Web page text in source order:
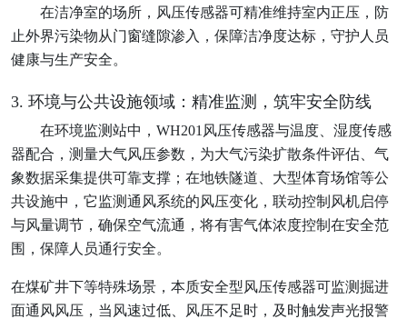
在洁净室的场所，风压传感器可精准维持室内正压，防
止外界污染物从门窗缝隙渗入，保障洁净度达标，守护人员
健康与生产安全。
3. 环境与公共设施领域：精准监测，筑牢安全防线
在环境监测站中，WH201风压传感器与温度、湿度传感
器配合，测量大气风压参数，为大气污染扩散条件评估、气
象数据采集提供可靠支撑；在地铁隧道、大型体育场馆等公
共设施中，它监测通风系统的风压变化，联动控制风机启停
与风量调节，确保空气流通，将有害气体浓度控制在安全范
围，保障人员通行安全。
在煤矿井下等特殊场景，本质安全型风压传感器可监测掘进
面通风风压，当风速过低、风压不足时，及时触发声光报警